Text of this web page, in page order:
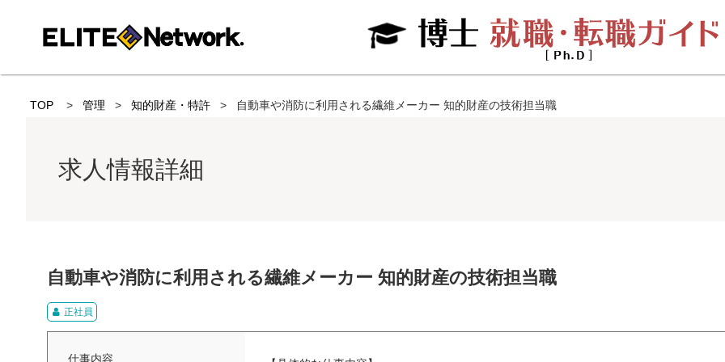
TOP 管理 知的財産・特許 自動車や消防に利用される繊維メーカー 知的財産の技術担当職
求人情報詳細
自動車や消防に利用される繊維メーカー 知的財産の技術担当職
正社員
仕事内容